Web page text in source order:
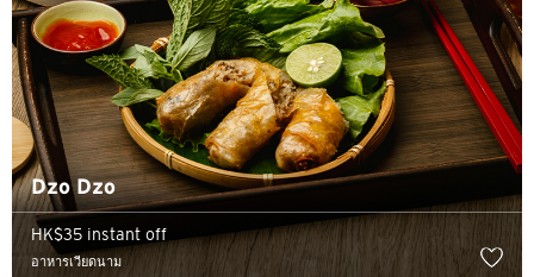
Dzo Dzo
HK$35 instant off
อาหารเวียดนาม
ฮ่องกง
โตเกียว, Japan
H
ฮ่องกง
เกาะฮ่องกง, Hong Kong